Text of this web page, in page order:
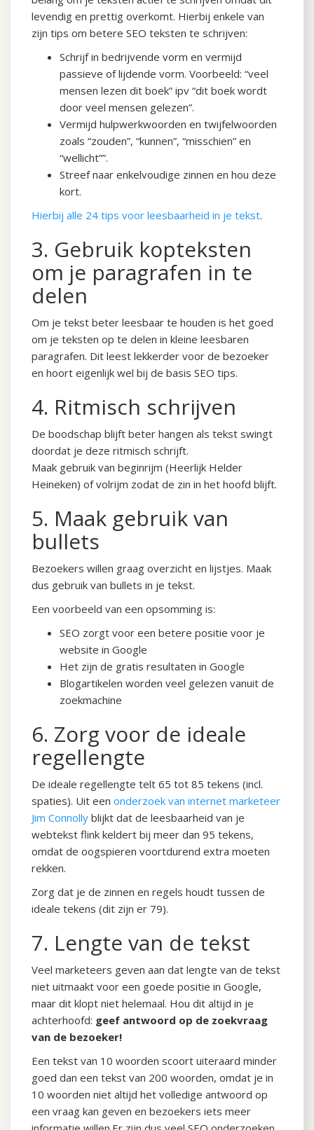
levendig en prettig overkomt. Hierbij enkele van
zijn tips om betere SEO teksten te schrijven:
Schrijf in bedrijvende vorm en vermijd
passieve of lijdende vorm. Voorbeeld: “veel
mensen lezen dit boek” ipv “dit boek wordt
door veel mensen gelezen”.
Vermijd hulpwerkwoorden en twijfelwoorden
zoals “zouden”, “kunnen”, “misschien” en
“wellicht””.
Streef naar enkelvoudige zinnen en hou deze
kort.
Hierbij alle 24 tips voor leesbaarheid in je tekst.
3. Gebruik kopteksten
om je paragrafen in te
delen
Om je tekst beter leesbaar te houden is het goed
om je teksten op te delen in kleine leesbaren
paragrafen. Dit leest lekkerder voor de bezoeker
en hoort eigenlijk wel bij de basis SEO tips.
4. Ritmisch schrijven
De boodschap blijft beter hangen als tekst swingt
doordat je deze ritmisch schrijft.
Maak gebruik van beginrijm (Heerlijk Helder
Heineken) of volrijm zodat de zin in het hoofd blijft.
5. Maak gebruik van
bullets
Bezoekers willen graag overzicht en lijstjes. Maak
dus gebruik van bullets in je tekst.
Een voorbeeld van een opsomming is:
SEO zorgt voor een betere positie voor je
website in Google
Het zijn de gratis resultaten in Google
Blogartikelen worden veel gelezen vanuit de
zoekmachine
6. Zorg voor de ideale
regellengte
De ideale regellengte telt 65 tot 85 tekens (incl.
spaties). Uit een onderzoek van internet marketeer
Jim Connolly blijkt dat de leesbaarheid van je
webtekst flink keldert bij meer dan 95 tekens,
omdat de oogspieren voortdurend extra moeten
rekken.
Zorg dat je de zinnen en regels houdt tussen de
ideale tekens (dit zijn er 79).
7. Lengte van de tekst
Veel marketeers geven aan dat lengte van de tekst
niet uitmaakt voor een goede positie in Google,
maar dit klopt niet helemaal. Hou dit altijd in je
achterhoofd: geef antwoord op de zoekvraag
van de bezoeker!
Een tekst van 10 woorden scoort uiteraard minder
goed dan een tekst van 200 woorden, omdat je in
10 woorden niet altijd het volledige antwoord op
een vraag kan geven en bezoekers iets meer